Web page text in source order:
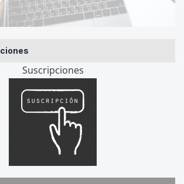
Suscripciones